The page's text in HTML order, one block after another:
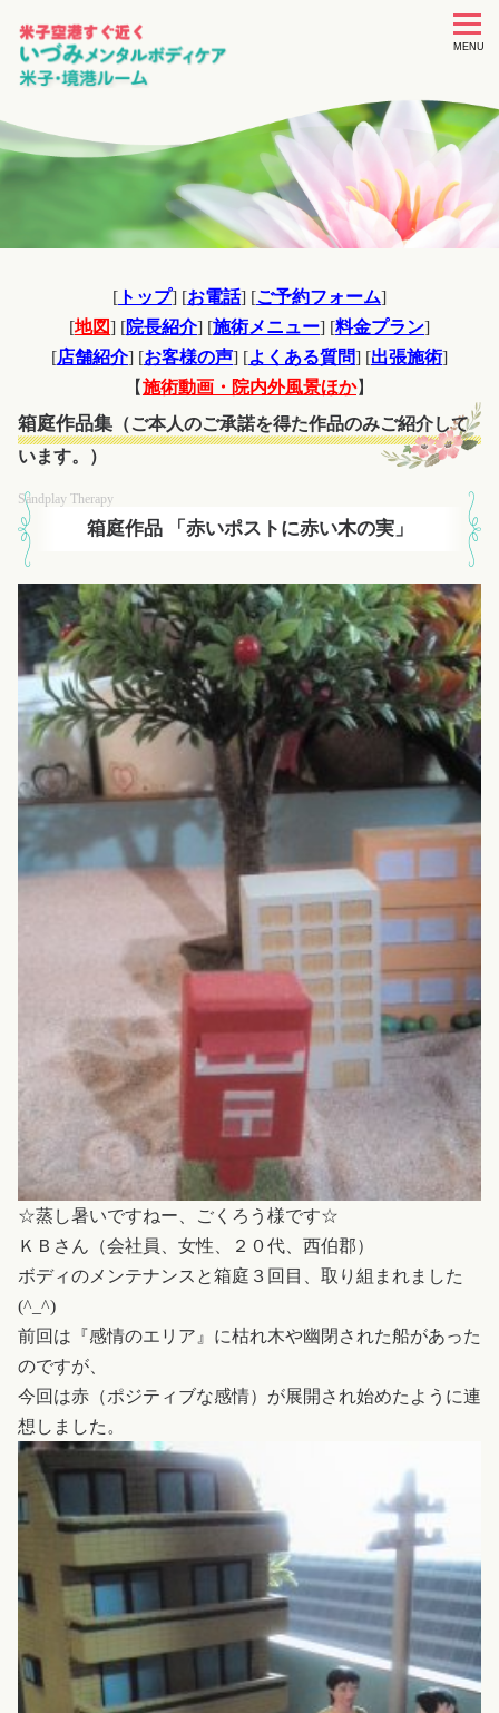
toggle
MENU
[ トップ] [お電話] [ご予約フォーム]
[地図] [院長紹介] [施術メニュー] [料金プラン]
[店舗紹介] [お客様の声] [よくある質問] [出張施術]
【施術動画・院内外風景ほか】
箱庭作品集 （ご本人のご承諾を得た作品のみご紹介して
います。）
Sandplay Therapy
箱庭作品 「赤いポストに赤い木の実」
☆蒸し暑いですねー、ごくろう様です☆
ＫＢさん（会社員、女性、２０代、西伯郡）
ボディのメンテナンスと箱庭３回目、取り組まれました
(^_^)
前回は『感情のエリア』に枯れ木や幽閉された船があった
のですが、
今回は赤（ポジティブな感情）が展開され始めたように連
想しました。